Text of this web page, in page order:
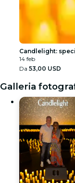
Candlelight:
14 feb
Da 53,00 USD
Galleria